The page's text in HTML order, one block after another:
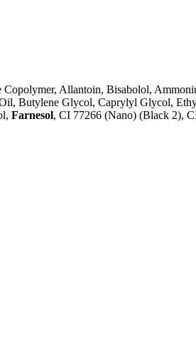
Allantoin, Bisabolol,
Butylene Glycol, Caprylyl Glycol,
Farnesol, CI 77266 (Nano) (Black 2),